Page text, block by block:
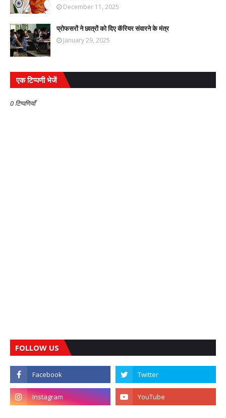
December 11, 2025
प्रोफसरों ने छात्रों को दिए कॅरियर संवारने के मंत्र
January 29, 2025
एक टिप्पणी भेजें
0 टिप्पणियाँ
FOLLOW US